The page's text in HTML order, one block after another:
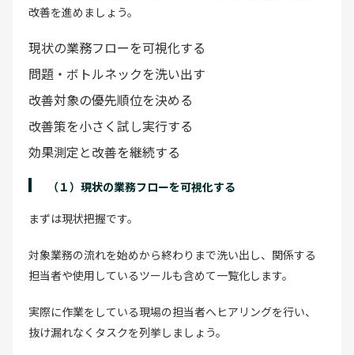
改善を進めましょう。
現状の業務フローを可視化する
問題・ボトルネックを洗い出す
改善対象の優先順位を決める
改善策を小さく試し実行する
効果測定と改善を継続する
（１）現状の業務フローを可視化する
まずは現状把握です。
対象業務の流れを始めから終わりまで洗い出し、関係する
担当者や使用しているツールも含めて一覧化します。
実際に作業をしている現場の担当者へヒアリングを行い、
抜け漏れなくタスクを列挙しましょう。